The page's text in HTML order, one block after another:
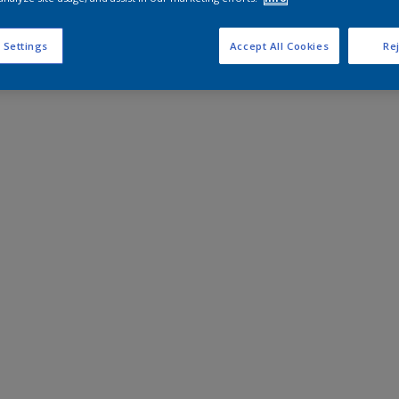
Settings Accept All Cookies